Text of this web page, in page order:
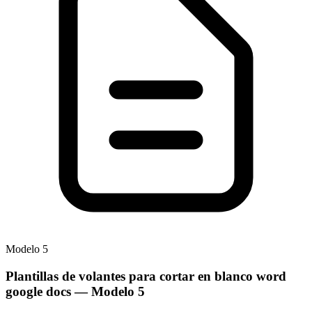
Modelo 5
Plantillas de volantes para cortar en blanco word
google docs— Modelo 5